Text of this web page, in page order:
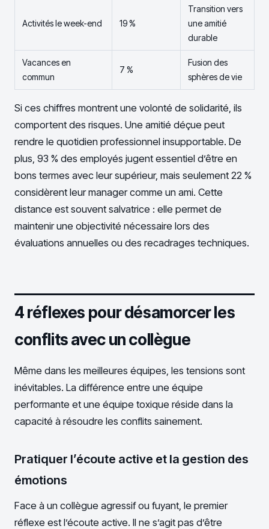
Activités le week-end 19 %
Transition vers
une amitié
durable
Vacances en
commun
7 %
Fusion des
sphères de vie
Si ces chiffres montrent une volonté de solidarité, ils
comportent des risques. Une amitié déçue peut
rendre le quotidien professionnel insupportable. De
plus, 93 % des employés jugent essentiel d’être en
bons termes avec leur supérieur, mais seulement 22 %
considèrent leur manager comme un ami. Cette
distance est souvent salvatrice : elle permet de
maintenir une objectivité nécessaire lors des
évaluations annuelles ou des recadrages techniques.
4 réflexes pour désamorcer les
conflits avec un collègue
Même dans les meilleures équipes, les tensions sont
inévitables. La différence entre une équipe
performante et une équipe toxique réside dans la
capacité à résoudre les conflits sainement.
Pratiquer l’écoute active et la gestion des
émotions
Face à un collègue agressif ou fuyant, le premier
réflexe est l’écoute active. Il ne s’agit pas d’être